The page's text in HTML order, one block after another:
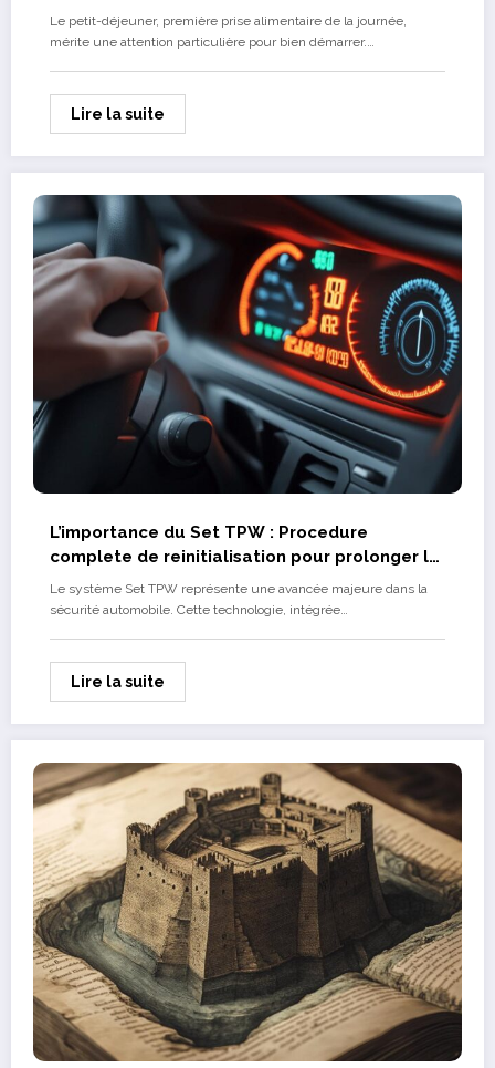
Le petit-déjeuner, première prise alimentaire de la journée,
mérite une attention particulière pour bien démarrer.…
Lire la suite
L’importance du Set TPW : Procedure
complete de reinitialisation pour prolonger la
duree de vie de vos capteurs
Le système Set TPW représente une avancée majeure dans la
sécurité automobile. Cette technologie, intégrée…
Lire la suite